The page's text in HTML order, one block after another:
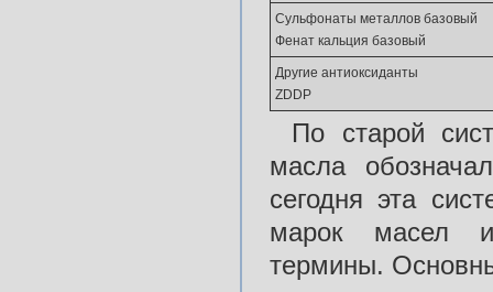
Сульфонаты металлов базовый
Фенат кальция базовый
Другие антиоксиданты
ZDDP
По старой
масла
сегодня эта
марок масел
термины.